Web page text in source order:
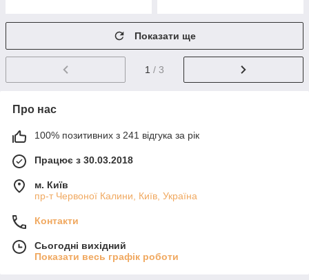
Показати ще
1 / 3
Про нас
100% позитивних з 241 відгука за рік
Працює з 30.03.2018
м. Київ
пр-т Червоної Калини, Київ, Україна
Контакти
Сьогодні вихідний
Показати весь графік роботи